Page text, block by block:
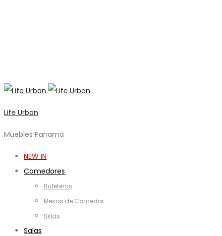
Life Urban
Muebles Panamá
NEW IN
Comedores
Bufeteras
Mesas de Comedor
Sillas
Salas